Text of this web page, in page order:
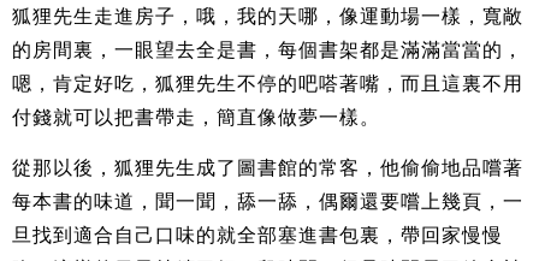
狐狸先生走進房子，哦，我的天哪，像運動場一樣，寬敞
的房間裏，一眼望去全是書，每個書架都是滿滿當當的，
嗯，肯定好吃，狐狸先生不停的吧嗒著嘴，而且這裏不用
付錢就可以把書帶走，簡直像做夢一樣。
從那以後，狐狸先生成了圖書館的常客，他偷偷地品嚐著
每本書的味道，聞一聞，舔一舔，偶爾還要嚐上幾頁，一
旦找到適合自己口味的就全部塞進書包裏，帶回家慢慢